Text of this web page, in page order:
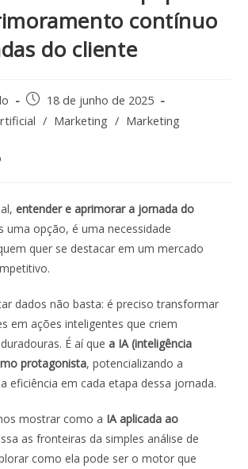
contínuo
do cliente
18 de junho de 2025
/ Marketing / Marketing
entender e aprimorar a jornada do
uma opção, é uma necessidade
quer se destacar em um mercado
dados não basta: é preciso transformar
em ações inteligentes que criem
É aí quea IA (inteligência
protagonista, potencializando a
eficiência em cada etapa dessa jornada.
mostrar como a IA aplicada ao
as fronteiras da simples análise de
como ela pode ser o motor que